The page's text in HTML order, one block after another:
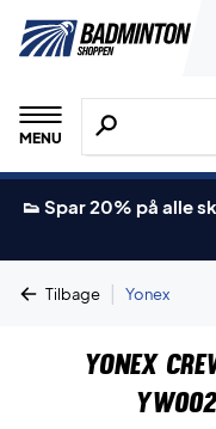
MENU
Søg efter
👟 Spar 20% på alle
Tilbage | Yonex
Yonex